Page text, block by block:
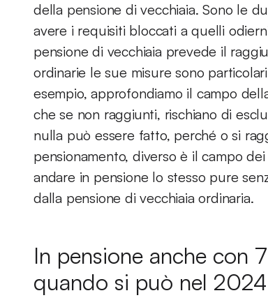
della pensione di vecchiaia. Sono le
avere i requisiti bloccati a quelli
pensione di vecchiaia prevede il
ordinarie le sue misure sono
esempio, approfondiamo il campo
che se non raggiunti, rischiano di
nulla può essere fatto, perché o si
pensionamento, diverso è il campo
andare in pensione lo stesso pure
dalla pensione di vecchiaia ordinaria.
In pensione anche con
quando si può nel 2024